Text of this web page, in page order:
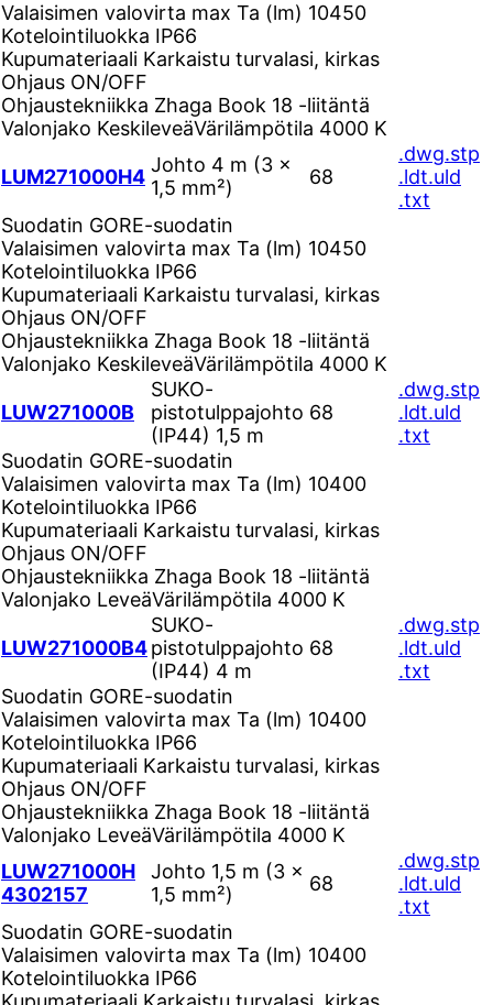
Valaisimen valovirta max Ta (lm) 10450
Kotelointiluokka IP66
Kupumateriaali Karkaistu turvalasi, kirkas
Ohjaus ON/OFF
Ohjaustekniikka Zhaga Book 18 -liitäntä
Valonjako KeskileveäVärilämpötila 4000 K
LUM271000H4
Johto 4 m (3 ×
1,5 mm²)
68
.dwg.stp
.ldt.uld
.txt
Suodatin GORE-suodatin
Valaisimen valovirta max Ta (lm) 10450
Kotelointiluokka IP66
Kupumateriaali Karkaistu turvalasi, kirkas
Ohjaus ON/OFF
Ohjaustekniikka Zhaga Book 18 -liitäntä
Valonjako KeskileveäVärilämpötila 4000 K
LUW271000B
SUKO-
pistotulppajohto
(IP44) 1,5 m
68
.dwg.stp
.ldt.uld
.txt
Suodatin GORE-suodatin
Valaisimen valovirta max Ta (lm) 10400
Kotelointiluokka IP66
Kupumateriaali Karkaistu turvalasi, kirkas
Ohjaus ON/OFF
Ohjaustekniikka Zhaga Book 18 -liitäntä
Valonjako LeveäVärilämpötila 4000 K
LUW271000B4
SUKO-
pistotulppajohto
(IP44) 4 m
68
.dwg.stp
.ldt.uld
.txt
Suodatin GORE-suodatin
Valaisimen valovirta max Ta (lm) 10400
Kotelointiluokka IP66
Kupumateriaali Karkaistu turvalasi, kirkas
Ohjaus ON/OFF
Ohjaustekniikka Zhaga Book 18 -liitäntä
Valonjako LeveäVärilämpötila 4000 K
LUW271000H
4302157
Johto 1,5 m (3 ×
1,5 mm²)
68
.dwg.stp
.ldt.uld
.txt
Suodatin GORE-suodatin
Valaisimen valovirta max Ta (lm) 10400
Kotelointiluokka IP66